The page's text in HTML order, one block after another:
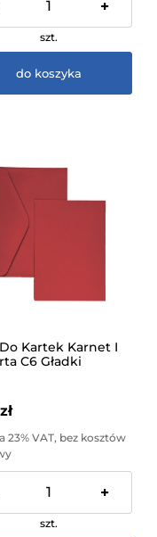
+
szt.
do koszyka
Kartek Karnet I
C6 Gładki
23% VAT, bez kosztów
+
szt.